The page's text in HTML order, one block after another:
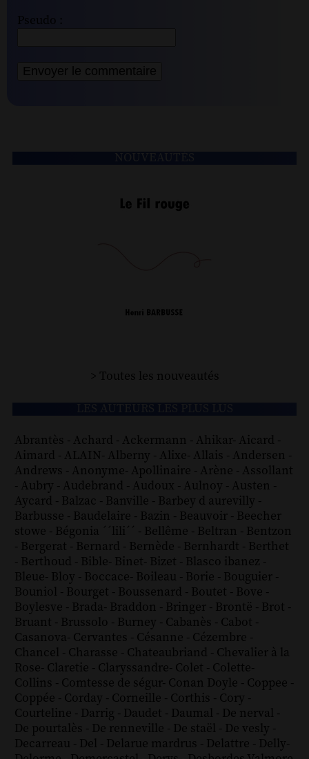
Pseudo :
> Toutes les nouveautés
Abrantès - Achard - Ackermann - Ahikar- Aicard -
Aimard - ALAIN- Alberny - Alixe- Allais - Andersen -
Andrews - Anonyme- Apollinaire - Arène - Assollant
- Aubry - Audebrand - Audoux - Aulnoy - Austen -
Aycard - Balzac - Banville - Barbey d aurevilly -
Barbusse - Baudelaire - Bazin - Beauvoir - Beecher
stowe - Bégonia ´´lili´´ - Bellême - Beltran - Bentzon
- Bergerat - Bernard - Bernède - Bernhardt - Berthet
- Berthoud - Bible- Binet- Bizet - Blasco ibanez -
Bleue- Bloy - Boccace- Boileau - Borie - Bouguier -
Bouniol - Bourget - Boussenard - Boutet - Bove -
Boylesve - Brada- Braddon - Bringer - Brontë - Brot -
Bruant - Brussolo - Burney - Cabanès - Cabot -
Casanova- Cervantes - Césanne - Cézembre -
Chancel - Charasse - Chateaubriand - Chevalier à la
Rose- Claretie - Claryssandre- Colet - Colette-
Collins - Comtesse de ségur- Conan Doyle - Coppee -
Coppée - Corday - Corneille - Corthis - Cory -
Courteline - Darrig - Daudet - Daumal - De nerval -
De pourtalès - De renneville - De staël - De vesly -
Decarreau - Del - Delarue mardrus - Delattre - Delly-